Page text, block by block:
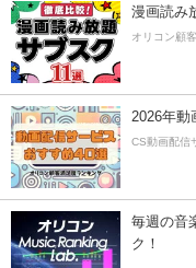
漫画読み
オリコン顧
2026年動
CS動画配信
毎週の音
ク！